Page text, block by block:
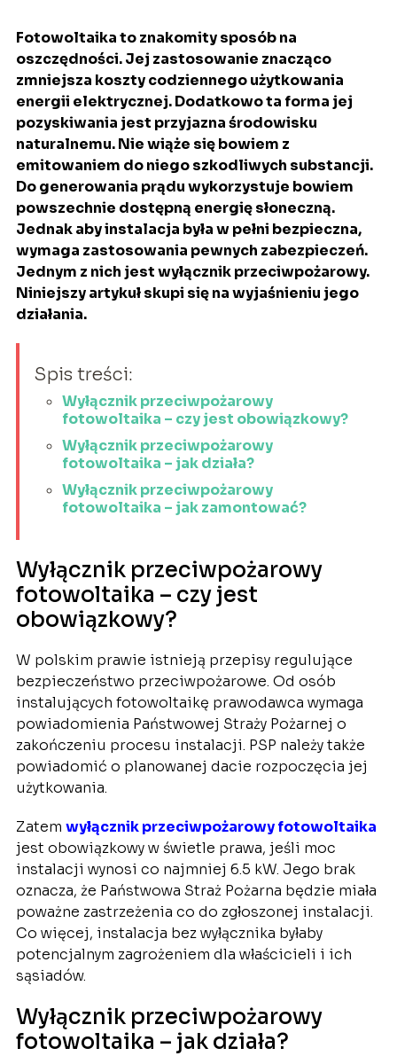
Fotowoltaika to znakomity sposób na
oszczędności. Jej zastosowanie znacząco
zmniejsza koszty codziennego użytkowania
energii elektrycznej. Dodatkowo ta forma jej
pozyskiwania jest przyjazna środowisku
naturalnemu. Nie wiąże się bowiem z
emitowaniem do niego szkodliwych substancji.
Do generowania prądu wykorzystuje bowiem
powszechnie dostępną energię słoneczną.
Jednak aby instalacja była w pełni bezpieczna,
wymaga zastosowania pewnych zabezpieczeń.
Jednym z nich jest wyłącznik przeciwpożarowy.
Niniejszy artykuł skupi się na wyjaśnieniu jego
działania.
Spis treści:
Wyłącznik przeciwpożarowy
fotowoltaika – czy jest obowiązkowy?
Wyłącznik przeciwpożarowy
fotowoltaika – jak działa?
Wyłącznik przeciwpożarowy
fotowoltaika – jak zamontować?
Wyłącznik przeciwpożarowy
fotowoltaika – czy jest
obowiązkowy?
W polskim prawie istnieją przepisy regulujące
bezpieczeństwo przeciwpożarowe. Od osób
instalujących fotowoltaikę prawodawca wymaga
powiadomienia Państwowej Straży Pożarnej o
zakończeniu procesu instalacji. PSP należy także
powiadomić o planowanej dacie rozpoczęcia jej
użytkowania.
Zatem wyłącznik przeciwpożarowy fotowoltaika
jest obowiązkowy w świetle prawa, jeśli moc
instalacji wynosi co najmniej 6.5 kW. Jego brak
oznacza, że Państwowa Straż Pożarna będzie miała
poważne zastrzeżenia co do zgłoszonej instalacji.
Co więcej, instalacja bez wyłącznika byłaby
potencjalnym zagrożeniem dla właścicieli i ich
sąsiadów.
Wyłącznik przeciwpożarowy
fotowoltaika – jak działa?